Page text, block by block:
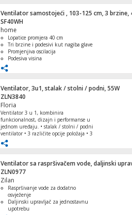
Preklopna oscilacija od 80° –
ravnomjerna raspodjela zraka
Podesivi kut glave – ciljani protok
zraka za maksimalnu udobnost
Ventilator samostojeći , 103-125 cm, 3 brzine,
SF40WH
home
Lopatice promjera 40 cm
Tri brzine i podesivi kut nagiba glave
Promjenjiva oscilacija
Podesiva visina
Ventilator, 3u1, stalak / stolni / podni, 55W
ZLN3840
Floria
Ventilator 3 u 1, kombinira
funkcionalnost, dizajn i performanse u
jednom uređaju. • stalak / stolni / podni
ventilator • 3 različite opcije položaja • 3
brzine • 3 metalne lopatice • podesivo po
visini • zaštitna gusta rešetka • snaga 55
W
Ventilator sa raspršivačem vode, daljinski
ZLN0977
Zilan
Raspršivanje vode za dodatno
osvježenje
Daljinski upravljač za jednostavnu
upotrebu
Ventilator stupni,